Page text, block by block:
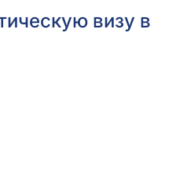
визу в